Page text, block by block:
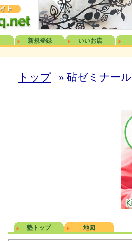
新規登録 いいお店
トップ » 砧ゼミナー
塾トップ 地図